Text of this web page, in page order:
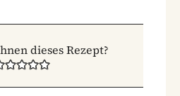
dieses Rezept?